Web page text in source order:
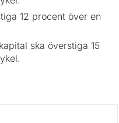
12 procent över en
ska överstiga 15